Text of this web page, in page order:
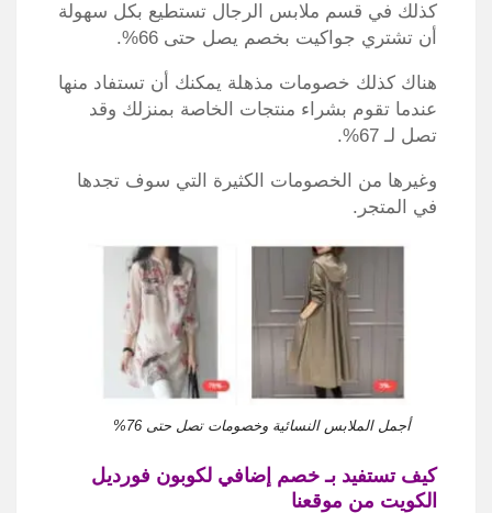
كذلك في قسم ملابس الرجال تستطيع بكل سهولة
أن تشتري جواكيت بخصم يصل حتى 66%.
هناك كذلك خصومات مذهلة يمكنك أن تستفاد منها
عندما تقوم بشراء منتجات الخاصة بمنزلك وقد
تصل لـ 67%.
وغيرها من الخصومات الكثيرة التي سوف تجدها
في المتجر.
أجمل الملابس النسائية وخصومات تصل حتى 76%
كيف تستفيد بـ خصم إضافي لكوبون فورديل
الكويت من موقعنا